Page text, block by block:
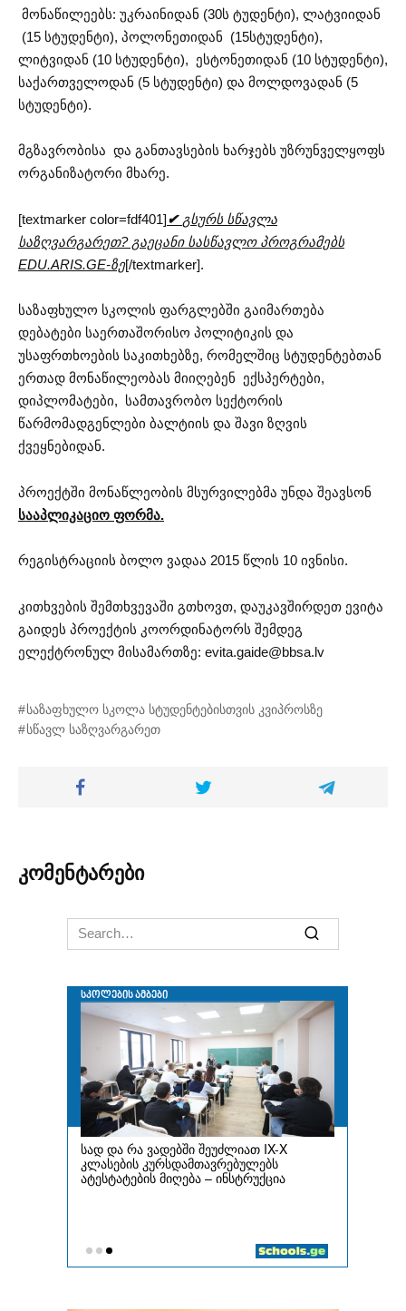
მონაწილეებს: უკრაინიდან (30ს ტუდენტი), ლატვიიდან
(15 სტუდენტი), პოლონეთიდან (15სტუდენტი),
ლიტვიდან (10 სტუდენტი), ესტონეთიდან (10 სტუდენტი),
საქართველოდან (5 სტუდენტი) და მოლდოვადან (5
სტუდენტი).
მგზავრობისა და განთავსების ხარჯებს უზრუნველყოფს
ორგანიზატორი მხარე.
[textmarker color=fdf401]✔ გსურს სწავლა
საზღვარგარეთ? გაეცანი სასწავლო პროგრამებს
EDU.ARIS.GE-ზე[/textmarker].
საზაფხულო სკოლის ფარგლებში გაიმართება
დებატები საერთაშორისო პოლიტიკის და
უსაფრთხოების საკითხებზე, რომელშიც სტუდენტებთან
ერთად მონაწილეობას მიიღებენ ექსპერტები,
დიპლომატები, სამთავრობო სექტორის
წარმომადგენლები ბალტიის და შავი ზღვის
ქვეყნებიდან.
პროექტში მონაწლეობის მსურვილებმა უნდა შეავსონ
სააპლიკაციო ფორმა.
რეგისტრაციის ბოლო ვადაა 2015 წლის 10 ივნისი.
კითხვების შემთხვევაში გთხოვთ, დაუკავშირდეთ ევიტა
გაიდეს პროექტის კოორდინატორს შემდეგ
ელექტრონულ მისამართზე: evita.gaide@bbsa.lv
საზაფხულო სკოლა სტუდენტებისთვის კვიპროსზე
სწავლ საზღვარგარეთ
კომენტარები
Search
for: